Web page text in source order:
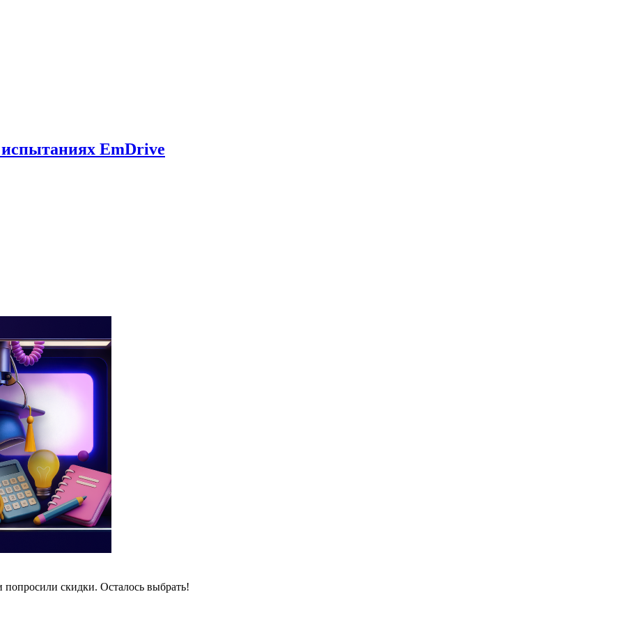
EmDrive
скидки. Осталось выбрать!